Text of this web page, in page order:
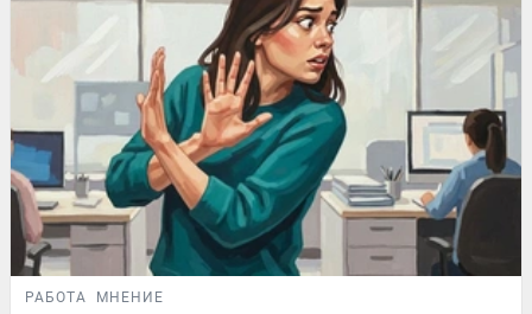
РАБОТА МНЕНИЕ